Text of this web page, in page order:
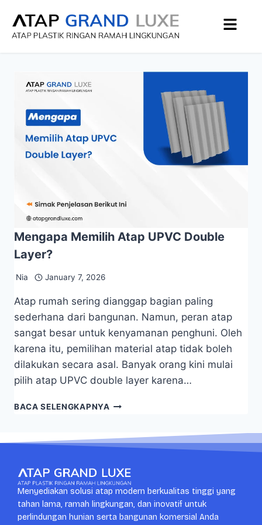
Mengapa Memilih Atap UPVC Double
Layer?
Nia January 7, 2026
Atap rumah sering dianggap bagian paling
sederhana dari bangunan. Namun, peran atap
sangat besar untuk kenyamanan penghuni. Oleh
karena itu, pemilihan material atap tidak boleh
dilakukan secara asal. Banyak orang kini mulai
pilih atap UPVC double layer karena…
BACA SELENGKAPNYA
Menyediakan solusi atap modern berkualitas tinggi yang
tahan lama, ramah lingkungan, dan inovatif untuk
perlindungan hunian serta bangunan komersial Anda